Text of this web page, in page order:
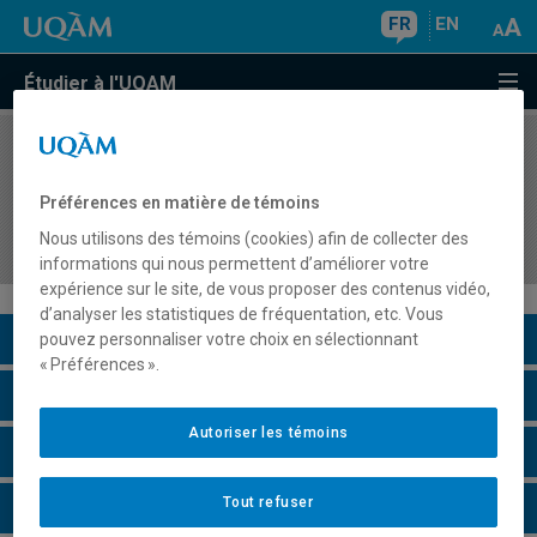
FR EN
Étudier à l'UQAM
COURS//
Canada de la Confédération à 1980 : colonisation
et modernité
Description du cours
Horaire - Automne 2026
Préférences en matière de témoins
Nous utilisons des témoins (cookies) afin de collecter des
informations qui nous permettent d’améliorer votre
expérience sur le site, de vous proposer des contenus vidéo,
d’analyser les statistiques de fréquentation, etc. Vous
pouvez personnaliser votre choix en sélectionnant
« Préférences ».
Tout refuser
Autoriser les témoins